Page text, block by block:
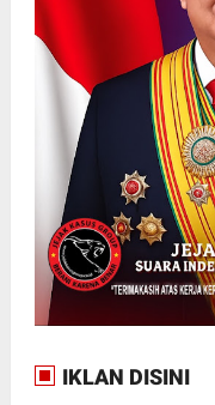
IKLAN DISINI